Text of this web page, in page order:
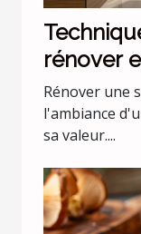
rénover
salle de
Rénover une
l'ambiance
sa valeur....